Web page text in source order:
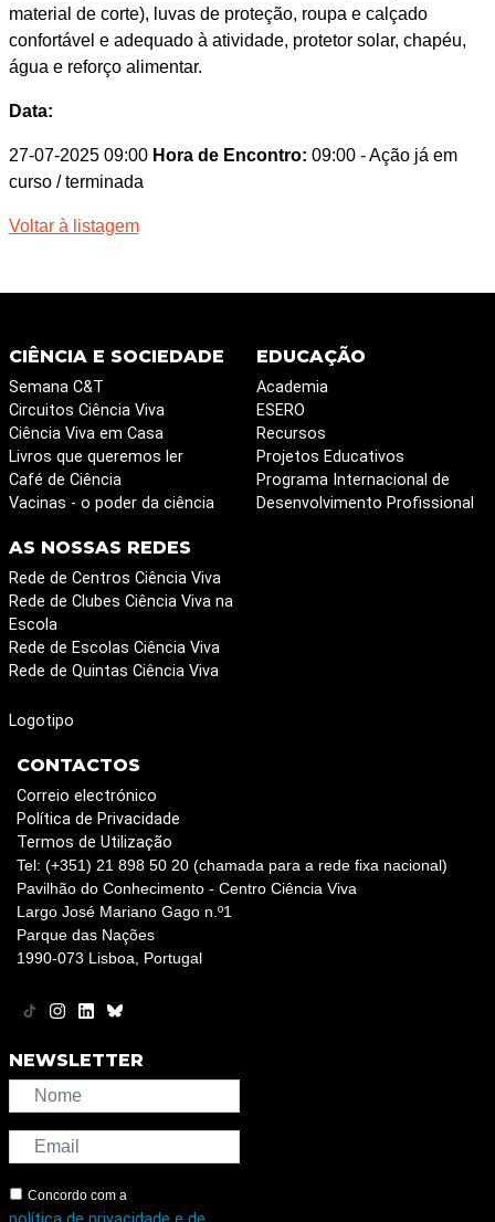
material de corte), luvas de proteção, roupa e calçado
confortável e adequado à atividade, protetor solar, chapéu,
água e reforço alimentar.
Data:
27-07-2025 09:00 Hora de Encontro: 09:00 - Ação já em
curso / terminada
Voltar à listagem
CIÊNCIA E SOCIEDADE
Semana C&T
Circuitos Ciência Viva
Ciência Viva em Casa
Livros que queremos ler
Café de Ciência
Vacinas - o poder da ciência
EDUCAÇÃO
Academia
ESERO
Recursos
Projetos Educativos
Programa Internacional de
Desenvolvimento Profissional
AS NOSSAS REDES
Rede de Centros Ciência Viva
Rede de Clubes Ciência Viva na
Escola
Rede de Escolas Ciência Viva
Rede de Quintas Ciência Viva
Logotipo
CONTACTOS
Correio electrónico
Política de Privacidade
Termos de Utilização
Tel: (+351) 21 898 50 20 (chamada para a rede fixa nacional)
Pavilhão do Conhecimento - Centro Ciência Viva
Largo José Mariano Gago n.º1
Parque das Nações
1990-073 Lisboa, Portugal
NEWSLETTER
Concordo com a